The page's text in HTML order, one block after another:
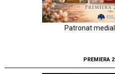
Patronat
PREMIERA